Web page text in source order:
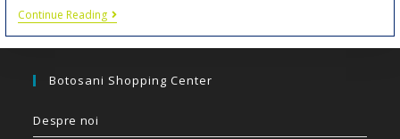
Continue Reading
Botosani Shopping Center
Despre noi